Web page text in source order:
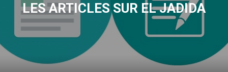
LES ARTICLES SUR EL JADIDA